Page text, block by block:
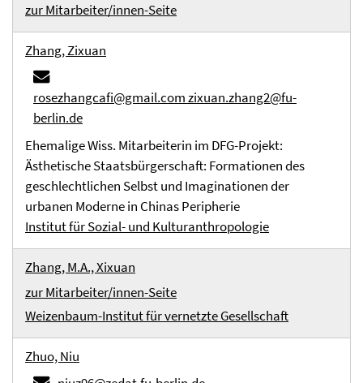
zur Mitarbeiter/innen-Seite
Zhang, Zixuan
rosezhangcafi@gmail.com zixuan.zhang2@fu-
berlin.de
Ehemalige Wiss. Mitarbeiterin im DFG-Projekt:
Ästhetische Staatsbürgerschaft: Formationen des
geschlechtlichen Selbst und Imaginationen der
urbanen Moderne in Chinas Peripherie
Institut für Sozial- und Kulturanthropologie
Zhang, M.A., Xixuan
zur Mitarbeiter/innen-Seite
Weizenbaum-Institut für vernetzte Gesellschaft
Zhuo, Niu